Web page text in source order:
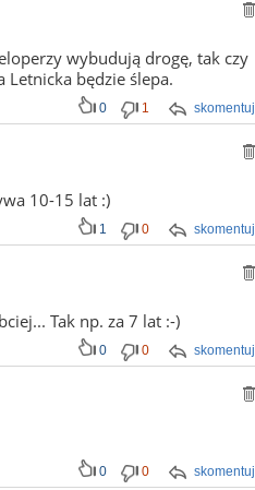
wybudują drogę, tak czy
Letnicka będzie ślepa.
skomentuj
0 1
10-15 lat :)
skomentuj
1 0
Tak np. za 7 lat :-)
skomentuj
0 0
skomentuj
0 0